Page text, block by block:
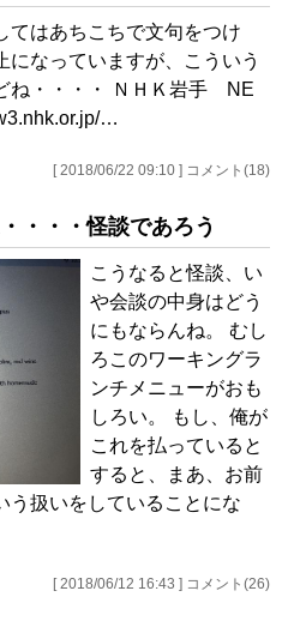
てはあちこちで文句をつけ
なっていますが、こういう
ね・・・・ ＮＨＫ岩手 NE
…
[ 2018/06/22 09:10 ] コメント(18)
・・・怪談であろう
こうなると怪談、い
や会談の中身はどう
にもならんね。 むし
ろこのワーキングラ
ンチメニューがおも
しろい。 もし、俺が
これを払っていると
すると、まあ、お前
う扱いをしていることにな
[ 2018/06/12 16:43 ] コメント(26)